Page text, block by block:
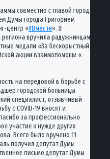
совместно с главой города
Думы города Григорием
центр «#Вместе». В
вручила радужнинцам
медали «За бескорыстный
акции взаимопомощи «
на передовой в борьбе с
городской больницы
специалист, отзывчивый
с COVID-19 вносят и
за профессионально
участие к нужде других
Всего было вручено 11
получил депутат Думы
письмо депутат Думы